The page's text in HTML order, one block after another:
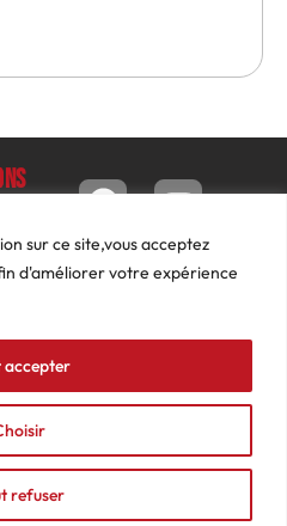
sur ce site,vous acceptez
d'améliorer votre expérience
refuser
accepter
de bord